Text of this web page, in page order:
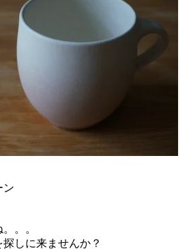
ン
。。
しに来ませんか？